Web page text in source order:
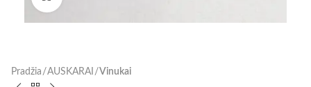
Pradžia AUSKARAI Vinukai